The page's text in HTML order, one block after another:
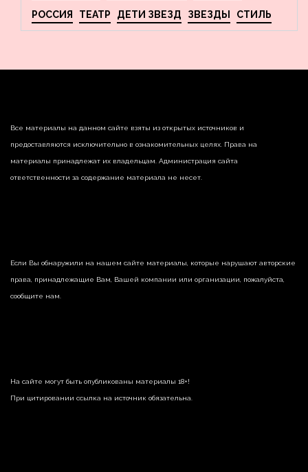
РОССИЯ ТЕАТР ДЕТИ ЗВЕЗД ЗВЕЗДЫ СТИЛЬ
Все материалы на данном сайте взяты из открытых источников и
предоставляются исключительно в ознакомительных целях. Права на
материалы принадлежат их владельцам. Администрация сайта
ответственности за содержание материала не несет.
Если Вы обнаружили на нашем сайте материалы, которые нарушают авторские
права, принадлежащие Вам, Вашей компании или организации, пожалуйста,
сообщите нам.
На сайте могут быть опубликованы материалы 18+!
При цитировании ссылка на источник обязательна.